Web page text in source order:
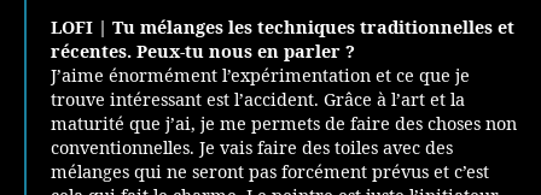
LOFI | Tu mélanges les techniques traditionnelles et
récentes. Peux-tu nous en parler ?
J’aime énormément l’expérimentation et ce que je
trouve intéressant est l’accident. Grâce à l’art et la
maturité que j’ai, je me permets de faire des choses non
conventionnelles. Je vais faire des toiles avec des
mélanges qui ne seront pas forcément prévus et c’est